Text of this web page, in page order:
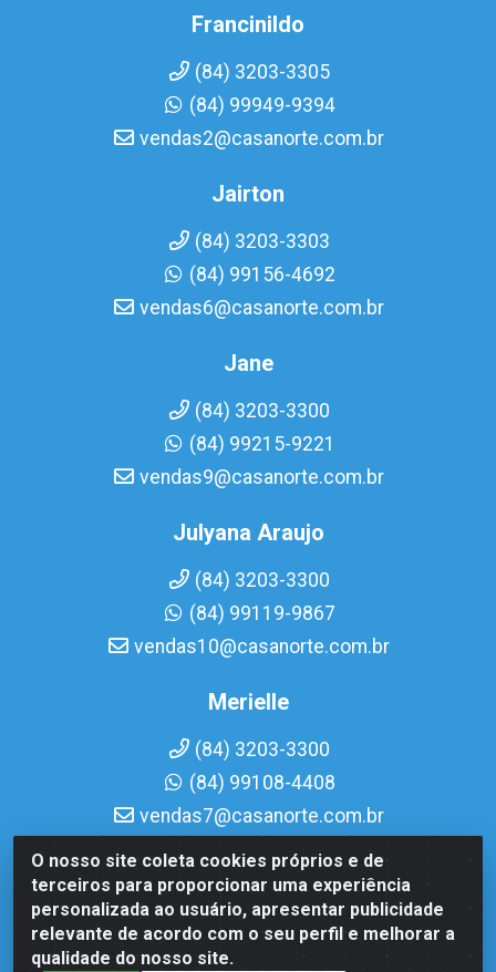
O nosso site coleta cookies próprios e de
terceiros para proporcionar uma experiência
personalizada ao usuário, apresentar publicidade
relevante de acordo com o seu perfil e melhorar a
qualidade do nosso site.
Francinildo
(84) 3203-3305
(84) 99949-9394
vendas2@casanorte.com.br
Jairton
(84) 3203-3303
(84) 99156-4692
vendas6@casanorte.com.br
Jane
(84) 3203-3300
(84) 99215-9221
vendas9@casanorte.com.br
Julyana Araujo
(84) 3203-3300
(84) 99119-9867
vendas10@casanorte.com.br
Merielle
(84) 3203-3300
(84) 99108-4408
vendas7@casanorte.com.br
Casa Norte LTDA - Av. Interventor Mário Câmara, 1815 -
Dix-Sept Rosado, Natal/RN - CEP 59054-600 - CNPJ
08.713.513/0001-51